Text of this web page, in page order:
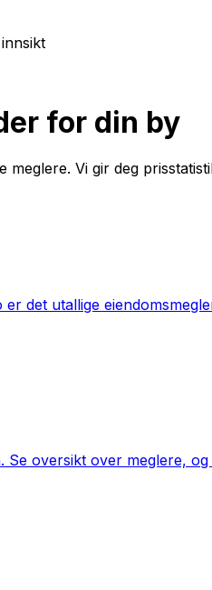
for din by
meglere. Vi gir deg
er det utallige
Se oversikt over meglere,